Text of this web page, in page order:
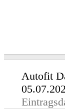
Autofit